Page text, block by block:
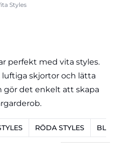
Styles
perfekt med vita styles.
skjortor och lätta
gör det enkelt att skapa
RÖDA STYLES BLÅ